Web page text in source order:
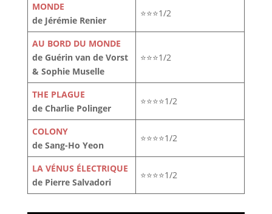
MONDE
de Jérémie Renier
⭐⭐⭐1/2
AU BORD DU MONDE
de Guérin van de Vorst
& Sophie Muselle
⭐⭐⭐1/2
THE PLAGUE
de Charlie Polinger
⭐⭐⭐⭐1/2
COLONY
de Sang-Ho Yeon
⭐⭐⭐⭐1/2
LA VÉNUS ÉLECTRIQUE
de Pierre Salvadori
⭐⭐⭐⭐1/2